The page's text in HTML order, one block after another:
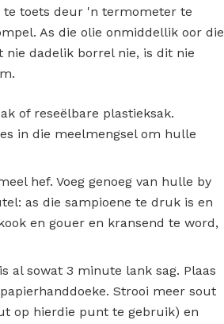
toets deur 'n termometer te
As die olie onmiddellik oor die
nie dadelik borrel nie, is dit nie
of reseëlbare plastieksak.
in die meelmengsel om hulle
hef. Voeg genoeg van hulle by
as die sampioene te druk is en
en gouer en kransend te word,
sowat 3 minute lank sag. Plaas
Strooi meer sout
op hierdie punt te gebruik) en